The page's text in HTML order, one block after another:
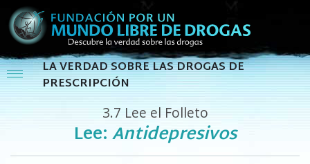
LA VERDAD SOBRE LAS DROGAS DE
PRESCRIPCIÓN
3.7 Lee el Folleto
Lee:Antidepresivos